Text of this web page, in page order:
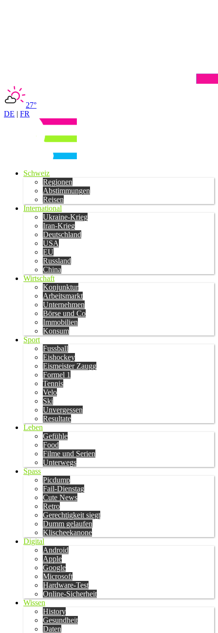
27°
DE | FR
Schweiz
Regionen
Abstimmungen
Reisen
International
Ukraine-Krieg
Iran-Krieg
Deutschland
USA
EU
Russland
China
Wirtschaft
Konjunktur
Arbeitsmarkt
Unternehmen
Börse und Co
Immobilien
Konsum
Sport
Fussball
Eishockey
Eismeister Zaugg
Formel 1
Tennis
Velo
Ski
Unvergessen
Resultate
Leben
Gefühle
Food
Filme und Serien
Unterwegs
Spass
Picdump
Fail-Dienstag
Cute News
Retro
Gerechtigkeit siegt
Dumm gelaufen
Klischeekanone
Digital
Android
Apple
Google
Microsoft
Hardware-Test
Online-Sicherheit
Wissen
History
Gesundheit
Daten